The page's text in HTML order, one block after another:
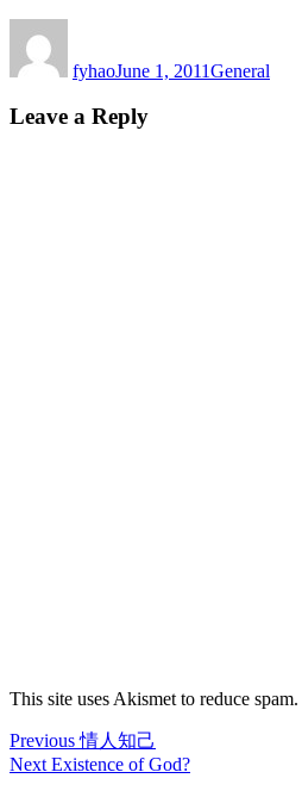
fyhaoJune 1, 2011General
Leave a Reply
This site uses Akismet to reduce spam.
Post
navigation
PreviousPrevious
post:
情人知己
Next Next
Existence of God?